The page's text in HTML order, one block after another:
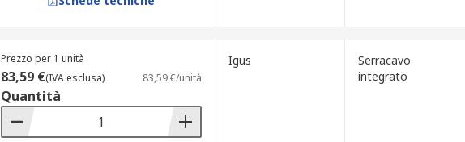
Prezzo per 1 unità
83,59 €(IVA esclusa) 83,59 €/unità
Quantità
Igus
Serracavo
integrato